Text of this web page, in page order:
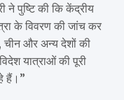
ने पुष्टि की कि केंद्रीय
के विवरण की जांच कर
चीन और अन्य देशों की
यात्राओं की पूरी
हैं।”